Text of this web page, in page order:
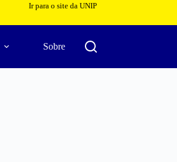
Ir para o site da UNIP
Sobre